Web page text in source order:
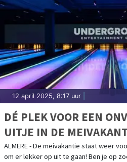
12 april 2025, 8:17 uur
DÉ PLEK VOOR EEN
UITJE IN DE
UNDERGROUND
ALMERE - De meivakantie staat weer
om er lekker op uit te gaan! Ben je op